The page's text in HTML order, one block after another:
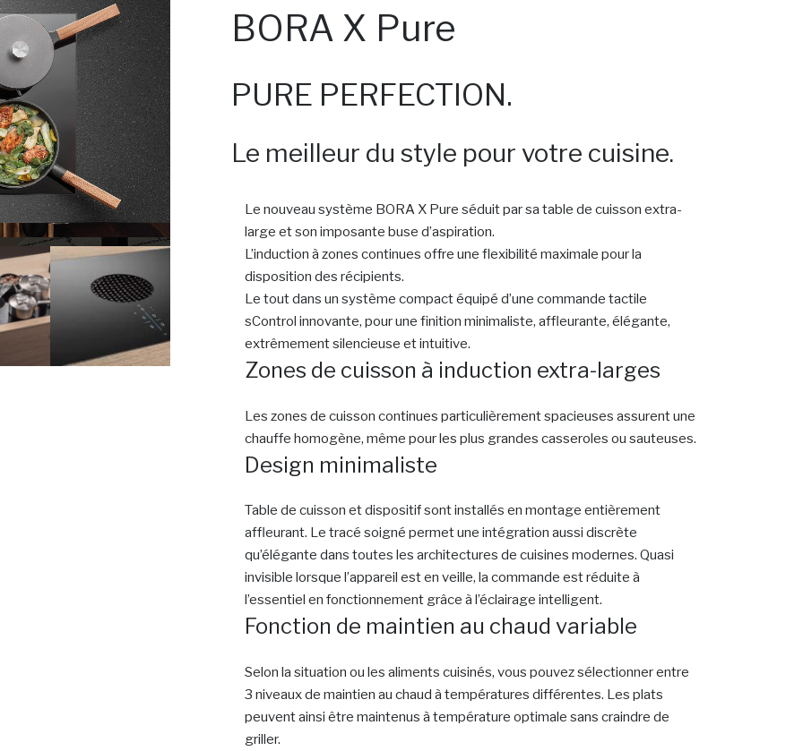
BORA X Pure
PURE PERFECTION.
Le meilleur du style pour votre cuisine.
Le nouveau système BORA X Pure séduit par sa table de cuisson extra-
large et son imposante buse d’aspiration.
L’induction à zones continues offre une flexibilité maximale pour la
disposition des récipients.
Le tout dans un système compact équipé d’une commande tactile
sControl innovante, pour une finition minimaliste, affleurante, élégante,
extrêmement silencieuse et intuitive.
Zones de cuisson à induction extra-larges
Les zones de cuisson continues particulièrement spacieuses assurent une
chauffe homogène, même pour les plus grandes casseroles ou sauteuses.
Design minimaliste
Table de cuisson et dispositif sont installés en montage entièrement
affleurant. Le tracé soigné permet une intégration aussi discrète
qu’élégante dans toutes les architectures de cuisines modernes. Quasi
invisible lorsque l’appareil est en veille, la commande est réduite à
l’essentiel en fonctionnement grâce à l’éclairage intelligent.
Fonction de maintien au chaud variable
Selon la situation ou les aliments cuisinés, vous pouvez sélectionner entre
3 niveaux de maintien au chaud à températures différentes. Les plats
peuvent ainsi être maintenus à température optimale sans craindre de
griller.